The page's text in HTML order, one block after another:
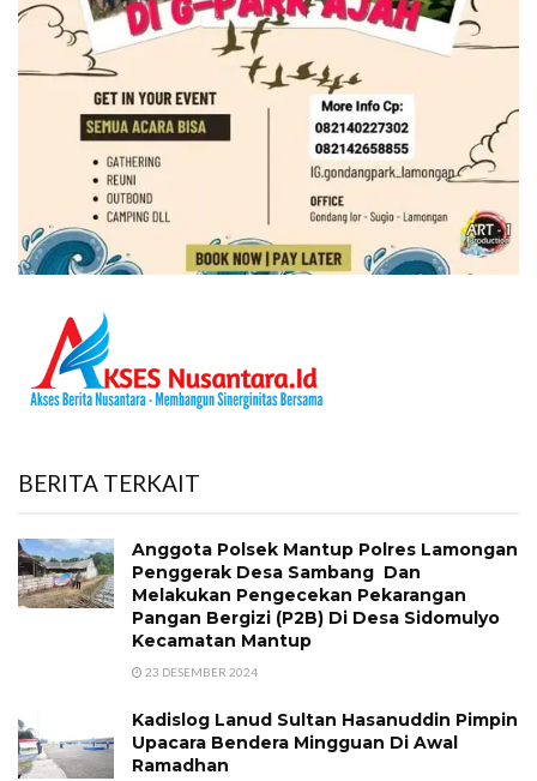
BERITA TERKAIT
Anggota Polsek Mantup Polres Lamongan
Penggerak Desa Sambang Dan
Melakukan Pengecekan Pekarangan
Pangan Bergizi (P2B) Di Desa Sidomulyo
Kecamatan Mantup
23 DESEMBER 2024
Kadislog Lanud Sultan Hasanuddin Pimpin
Upacara Bendera Mingguan Di Awal
Ramadhan